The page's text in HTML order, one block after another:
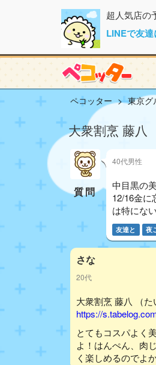
超人気店の
LINEで友
ペコッター 東京グ
大衆割烹 藤八
質問
40代男性
中目黒の
12/16金
は特にな
友達と 夜
さな
20代
大衆割烹 藤八 （
https://
とてもコスパよく
よ！はんぺん、肉
く楽しめるのでよ